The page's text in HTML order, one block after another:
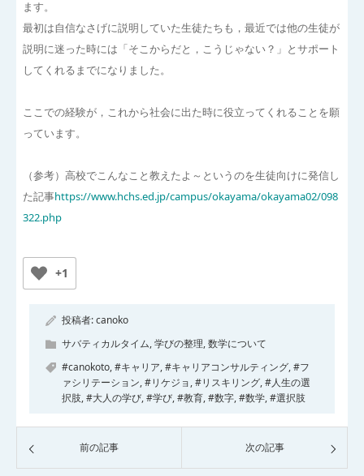
ます。
最初は自信なさげに説明していた生徒たちも，最近では他の生徒が
説明に迷った時には「そこからだと，こうじゃない？」とサポート
してくれるまでになりました。
ここでの経験が，これから社会に出た時に役立ってくれることを願
っています。
（参考）高校でこんなこと教えたよ～というのを生徒向けに発信し
た記事https://www.hchs.ed.jp/campus/okayama/okayama02/098
322.php
+1
投稿者:canoko
サバティカルタイム,学びの整理,数学について
#canokoto,#キャリア,#キャリアコンサルティング,#フ
ァシリテーション,#リケジョ,#リスキリング,#人生の選
択肢,#大人の学び,#学び,#教育,#数字,#数学,#選択肢
前の記事 次の記事